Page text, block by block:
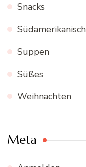
Snacks
Südamerikanisch
Suppen
Süßes
Weihnachten
Meta